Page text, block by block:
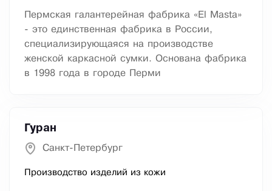
Пермская галантерейная фабрика «El Masta»
- это единственная фабрика в России,
специализирующаяся на производстве
женской каркасной сумки. Основана фабрика
в 1998 года в городе Перми
Гуран
Санкт-Петербург
Производство изделий из кожи